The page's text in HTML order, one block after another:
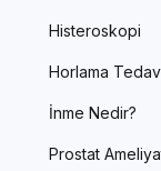
Histeroskopi
Horlama
İnme Nedir?
Prostat